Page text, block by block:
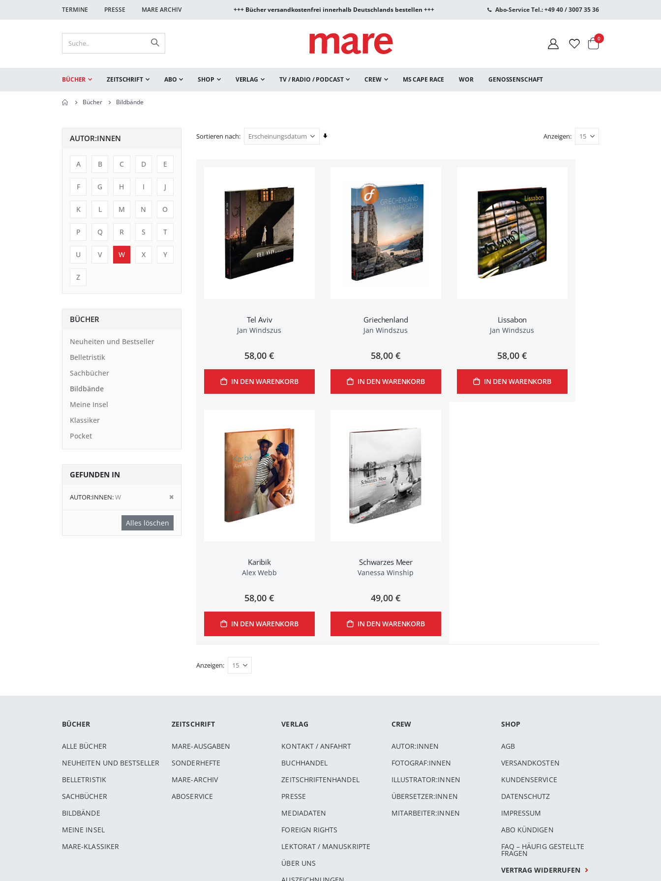
TERMINE PRESSE MARE ARCHIV +++ Bücher versandkostenfrei innerhalb Deutschlands bestellen +++ Abo-Service Tel.: +49 40 / 3007 35 36
Warenkorb
0Artikel
BÜCHER ZEITSCHRIFT ABO SHOP VERLAG TV / RADIO / PODCAST CREW MS CAPE RACE WOR GENOSSENSCHAFT
Bücher Bildbände
Sortieren nach
In
Anzeigen
Tel Aviv
Jan Windszus
58,00 €
IN DEN WARENKORB
Griechenland
Jan Windszus
58,00 €
IN DEN WARENKORB
Lissabon
Jan Windszus
58,00 €
IN DEN WARENKORB
Karibik
Alex Webb
58,00 €
IN DEN WARENKORB
Schwarzes Meer
Vanessa Winship
49,00 €
IN DEN WARENKORB
Anzeigen
AUTOR:INNEN
A B C D E
F G H I J
K L M N O
P Q R S T
U V W X Y
Z
BÜCHER
Neuheiten und Bestseller
Belletristik
Sachbücher
Bildbände
Meine Insel
Klassiker
Pocket
GEFUNDEN IN
AUTOR:INNEN W
Diesen
Alles löschen
BÜCHER
ALLE BÜCHER
NEUHEITEN UND BESTSELLER
BELLETRISTIK
SACHBÜCHER
BILDBÄNDE
MEINE INSEL
MARE-KLASSIKER
ZEITSCHRIFT
MARE-AUSGABEN
SONDERHEFTE
MARE-ARCHIV
ABOSERVICE
VERLAG
KONTAKT / ANFAHRT
BUCHHANDEL
ZEITSCHRIFTENHANDEL
PRESSE
MEDIADATEN
FOREIGN RIGHTS
LEKTORAT / MANUSKRIPTE
ÜBER UNS
CREW
AUTOR:INNEN
FOTOGRAF:INNEN
ILLUSTRATOR:INNEN
ÜBERSETZER:INNEN
MITARBEITER:INNEN
SHOP
AGB
VERSANDKOSTEN
KUNDENSERVICE
DATENSCHUTZ
IMPRESSUM
ABO KÜNDIGEN
FAQ – HÄUFIG GESTELLTE
FRAGEN
VERTRAG WIDERRUFEN